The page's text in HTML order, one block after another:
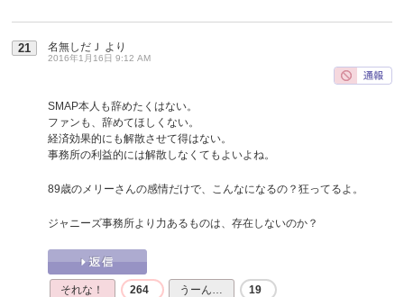
21 名無しだＪ より
2016年1月16日 9:12 AM
SMAP本人も辞めたくはない。
ファンも、辞めてほしくない。
経済効果的にも解散させて得はない。
事務所の利益的には解散しなくてもよいよね。
89歳のメリーさんの感情だけで、こんなになるの？狂ってるよ。
ジャニーズ事務所より力あるものは、存在しないのか？
それな！ 264 うーん… 19